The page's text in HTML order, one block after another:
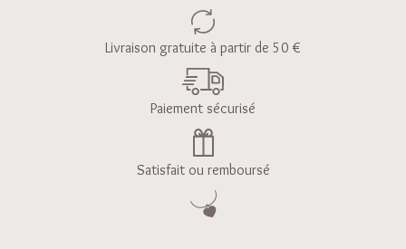
Livraison gratuite à partir de 50 €
Paiement sécurisé
Satisfait ou remboursé